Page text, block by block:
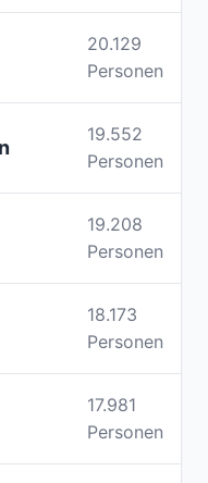
20.129
Personen
19.552
Personen
19.208
Personen
18.173
Personen
17.981
Personen